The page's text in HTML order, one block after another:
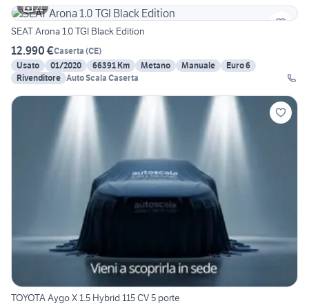
21
SEAT Arona 1.0 TGI Black Edition
12.990 €Caserta (CE)
Usato
01/2020 66391 Km Metano Manuale
Euro 6
Rivenditore Auto Scala Caserta
TOYOTA Aygo X 1.5 Hybrid 115 CV 5 porte